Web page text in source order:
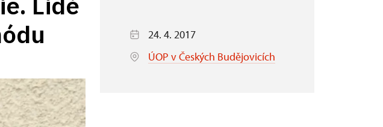
24. 4. 2017
ÚOP v Českých Budějovicích